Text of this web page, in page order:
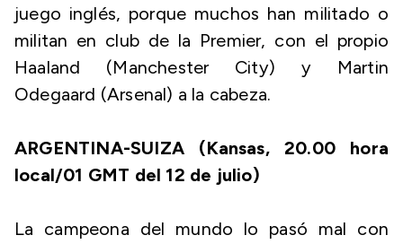
juego inglés, porque muchos han militado o
militan en club de la Premier, con el propio
Haaland (Manchester City) y Martin
Odegaard (Arsenal) a la cabeza.
ARGENTINA-SUIZA (Kansas, 20.00 hora
local/01 GMT del 12 de julio)
La campeona del mundo lo pasó mal con